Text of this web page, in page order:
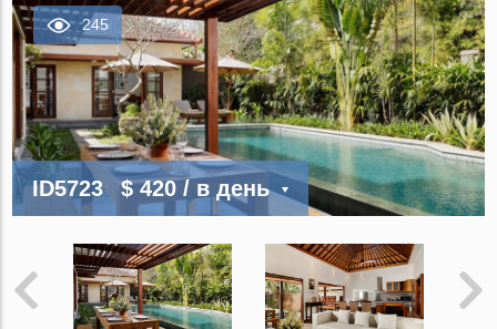
245
ID5723 $ 420/ в день